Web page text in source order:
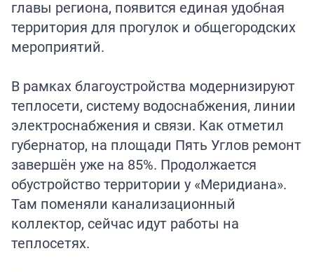
главы региона, появится единая удобная
территория для прогулок и общегородских
мероприятий.
В рамках благоустройства модернизируют
теплосети, систему водоснабжения, линии
электроснабжения и связи. Как отметил
губернатор, на площади Пять Углов ремонт
завершён уже на 85%. Продолжается
обустройство территории у «Меридиана».
Там поменяли канализационный
коллектор, сейчас идут работы на
теплосетях.